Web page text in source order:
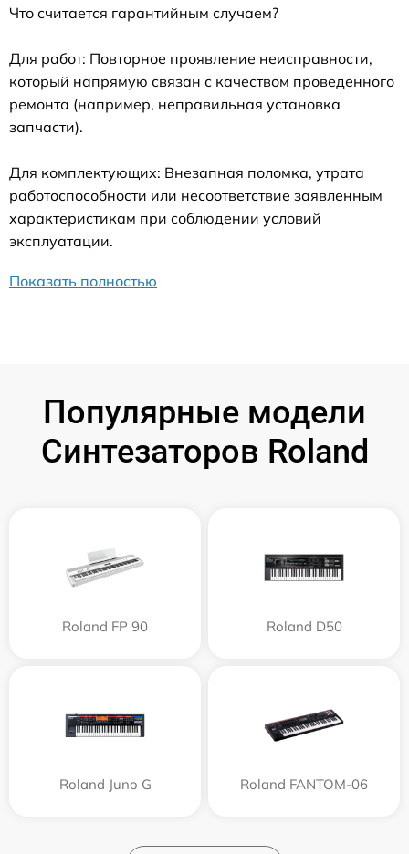
Что считается гарантийным случаем?
Для работ: Повторное проявление неисправности,
который напрямую связан с качеством проведенного
ремонта (например, неправильная установка
запчасти).
Для комплектующих: Внезапная поломка, утрата
работоспособности или несоответствие заявленным
характеристикам при соблюдении условий
эксплуатации.
Показать полностью
Популярные модели
Синтезаторов Roland
Roland FP 90 Roland D50
Roland Juno G Roland FANTOM-06